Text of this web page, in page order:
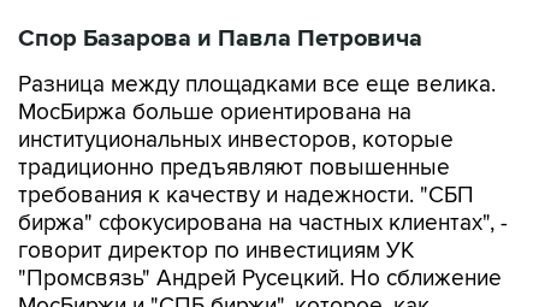
Спор Базарова и Павла Петровича
Разница между площадками все еще велика.
МосБиржа больше ориентирована на
институциональных инвесторов, которые
традиционно предъявляют повышенные
требования к качеству и надежности. "СБП
биржа" сфокусирована на частных клиентах", -
говорит директор по инвестициям УК
"Промсвязь" Андрей Русецкий. Но сближение